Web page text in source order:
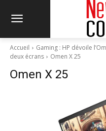
Accueil
Gaming : HP dévoile
deux écrans
Omen X 25
Omen X 25